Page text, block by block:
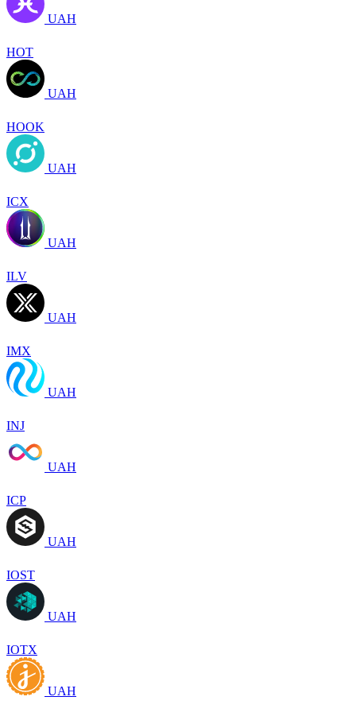
UAH
HOT
UAH
HOOK
UAH
ICX
UAH
ILV
UAH
IMX
UAH
INJ
UAH
ICP
UAH
IOST
UAH
IOTX
UAH